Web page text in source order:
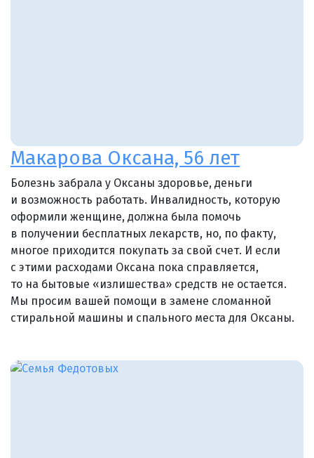
Макарова Оксана, 56 лет
Болезнь забрала у Оксаны здоровье, деньги
и возможность работать. Инвалидность, которую
оформили женщине, должна была помочь
в получении бесплатных лекарств, но, по факту,
многое приходится покупать за свой счет. И если
с этими расходами Оксана пока справляется,
то на бытовые «излишества» средств не остается.
Мы просим вашей помощи в замене сломанной
стиральной машины и спального места для Оксаны.